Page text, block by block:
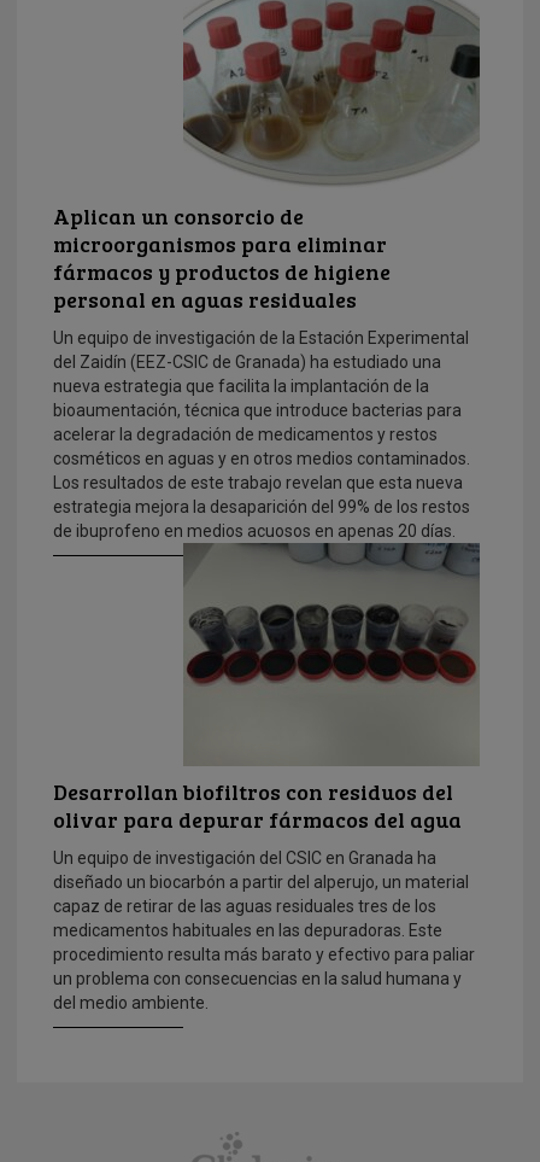
Aplican un consorcio de
microorganismos para eliminar
fármacos y productos de higiene
personal en aguas residuales
Un equipo de investigación de la Estación Experimental
del Zaidín (EEZ-CSIC de Granada) ha estudiado una
nueva estrategia que facilita la implantación de la
bioaumentación, técnica que introduce bacterias para
acelerar la degradación de medicamentos y restos
cosméticos en aguas y en otros medios contaminados.
Los resultados de este trabajo revelan que esta nueva
estrategia mejora la desaparición del 99% de los restos
de ibuprofeno en medios acuosos en apenas 20 días.
Desarrollan biofiltros con residuos del
olivar para depurar fármacos del agua
Un equipo de investigación del CSIC en Granada ha
diseñado un biocarbón a partir del alperujo, un material
capaz de retirar de las aguas residuales tres de los
medicamentos habituales en las depuradoras. Este
procedimiento resulta más barato y efectivo para paliar
un problema con consecuencias en la salud humana y
del medio ambiente.